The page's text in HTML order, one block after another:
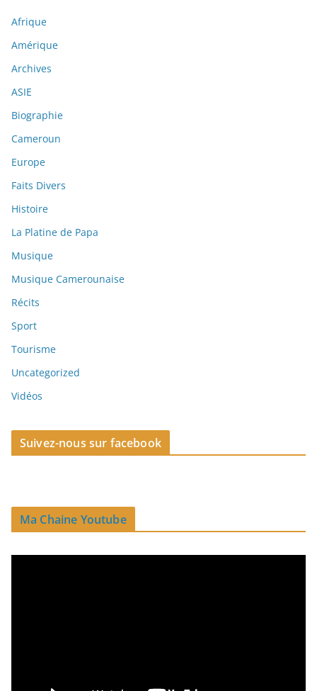
Afrique
Amérique
Archives
ASIE
Biographie
Cameroun
Europe
Faits Divers
Histoire
La Platine de Papa
Musique
Musique Camerounaise
Récits
Sport
Tourisme
Uncategorized
Vidéos
Suivez-nous sur facebook
Ma Chaine Youtube